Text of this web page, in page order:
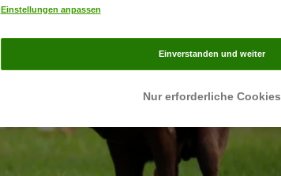
Einstellungen anpassen
Nur erforderliche Cookies
Einverstanden und weiter